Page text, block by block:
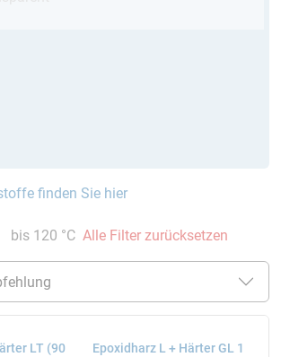
finden Sie hier
bis 120 °C Alle Filter zurücksetzen
LT (90
Epoxidharz L + Härter GL 1